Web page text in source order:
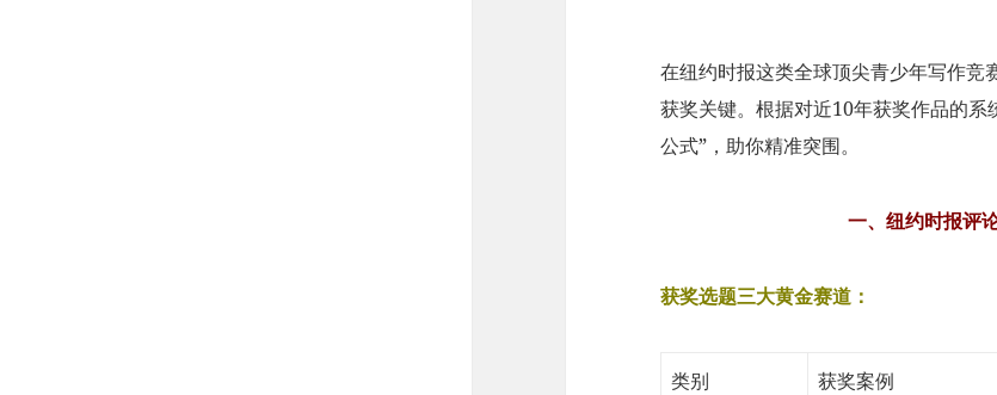
在纽约时报这类全球顶尖青少年写作竞
获奖关键。根据对近10年获奖作品的
公式”，助你精准突围。
一、纽约时报评
获奖选题三大黄金赛道：
类别 获奖案例